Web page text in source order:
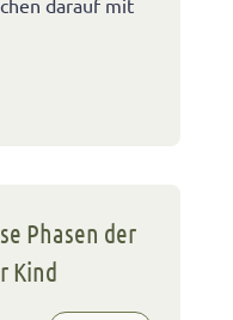
Phasen der
Kind